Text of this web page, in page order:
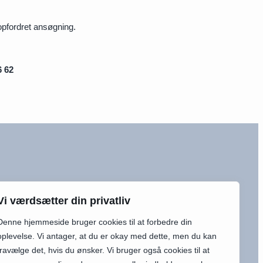
værdsætter din privatliv
hjemmeside bruger cookies til at forbedre din
Vi antager, at du er okay med dette, men du kan
det, hvis du ønsker. Vi bruger også cookies til at
ansøgning.
62
Ressourcer
Human Engage Insights
Indsigter
Søg